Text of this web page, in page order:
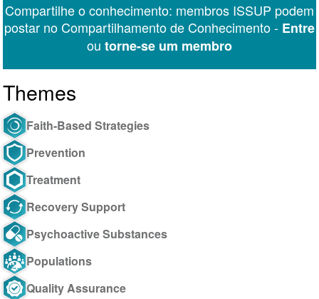
Messenger
Compartilhe o conhecimento: membros ISSUP podem
postar no Compartilhamento de Conhecimento - Entre
ou torne-se um membro
Themes
Faith-Based Strategies
Prevention
Treatment
Recovery Support
Psychoactive Substances
Populations
Quality Assurance